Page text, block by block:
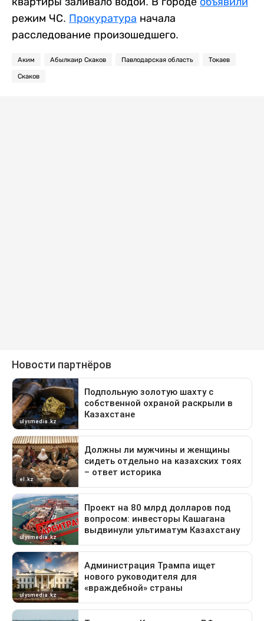
режим ЧС. Прокуратура начала
расследование произошедшего.
Аким Абылкаир Скаков Павлодарская область Токаев
Скаков